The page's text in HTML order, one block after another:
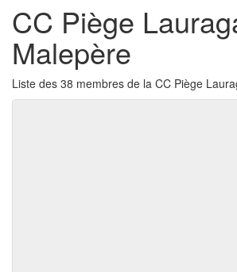
CC Piège
Malepère
Liste des 38 membres de la CC Piège